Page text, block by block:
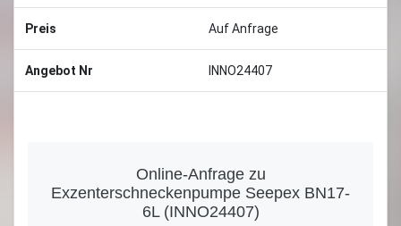
Preis Auf Anfrage
Angebot Nr INNO24407
Online-Anfrage zu
Exzenterschneckenpumpe Seepex BN17-
6L (INNO24407)